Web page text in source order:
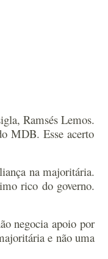
Ramsés Lemos.
MDB. Esse acerto
na majoritária.
rico do governo.
negocia apoio por
e não uma